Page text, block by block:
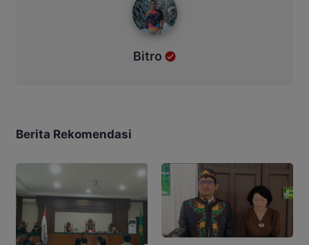
Bitro
Berita Rekomendasi